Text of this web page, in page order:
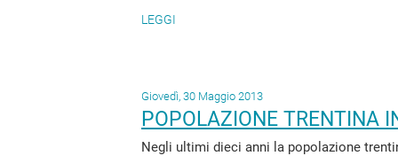
LEGGI
Giovedì, 30 Maggio 2013
POPOLAZIONE TRENTINA
Negli ultimi dieci anni la popolazione